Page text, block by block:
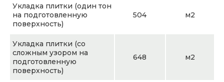
Укладка плитки (один тон
на подготовленную
поверхность)
504 м2
Укладка плитки (со
сложным узором на
подготовленную
поверхность)
648 м2